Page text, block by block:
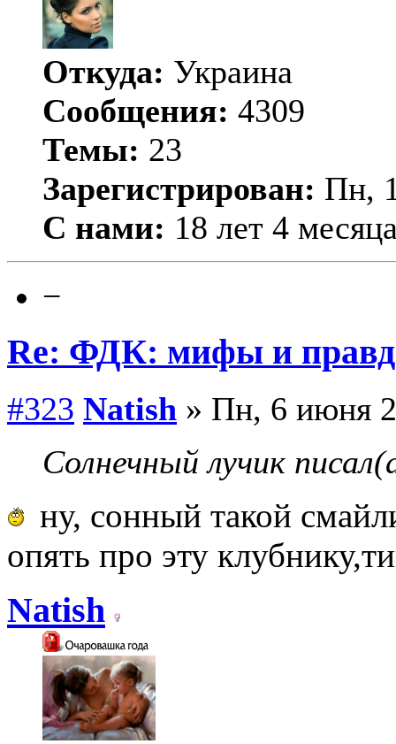
Откуда: Украина
Сообщения: 4309
Темы: 23
Зарегистрирован: Пн,
С нами: 18 лет 4
−
Re: ФДК: мифы и
#323 Natish » Пн, 6 июня
Солнечный лучик
ну, сонный такой
опять про эту
Natish